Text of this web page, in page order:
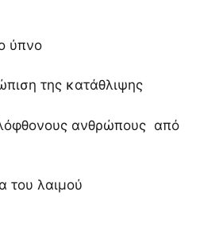
ύπνο
της κατάθλιψης
ανθρώπους από
του λαιμού